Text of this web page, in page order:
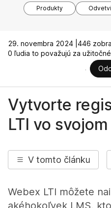
Produkty
29. novembra 2024 | 446
0 ľudia to považujú za užitočné
Vytvorte
LTI vo
V tomto článku
Webex LTI môžete
akéhokoľvek LMS,